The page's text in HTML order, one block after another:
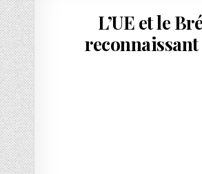
L’UE et le